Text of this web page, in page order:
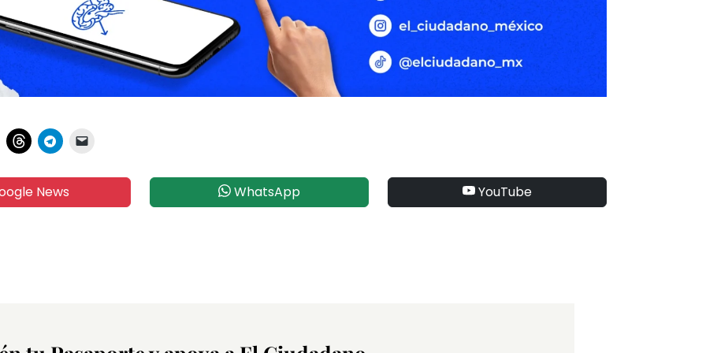
News WhatsApp YouTube